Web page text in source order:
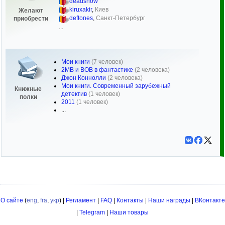
Желают
приобрести
kiruxakir, Киев
deftones, Санкт-Петербург
Книжные
полки
Мои книги (7 человек)
2МВ и ВОВ в фантастике (2 человека)
Джон Коннолли (2 человека)
Мои книги. Современный зарубежный
детектив (1 человек)
2011 (1 человек)
...
О сайте (eng, fra, укр) | Регламент| FAQ| Контакты Наши награды
ВКонтакте
Telegram Наши товары